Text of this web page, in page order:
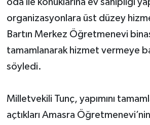
organizasyonlara üst düzey
Bartın Merkez Öğretmenevi
tamamlanarak hizmet vermeye
söyledi.
Milletvekili Tunç, yapımını
açtıkları Amasra